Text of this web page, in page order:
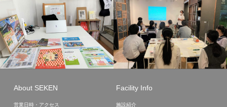
About SEKEN
営業日時・アクセス
Facility Info
施設紹介